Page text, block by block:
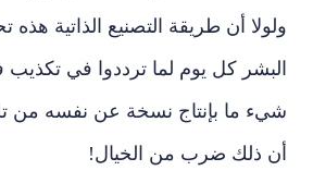
ولولا أن طريقة التصنيع الذاتية
البشر كل يوم لما ترددوا في تكذيب
شيء ما بإنتاج نسخة عن نفسه من
أن ذلك ضرب من الخيال!